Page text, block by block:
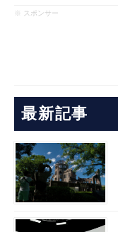
※ スポンサー
最新記事